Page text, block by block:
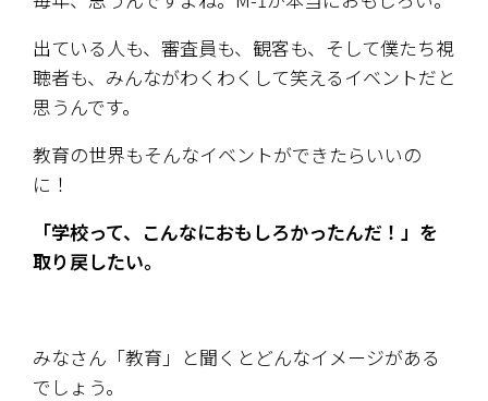
出ている人も、審査員も、観客も、そして僕たち視
聴者も、みんながわくわくして笑えるイベントだと
思うんです。
教育の世界もそんなイベントができたらいいの
に！
「学校って、こんなにおもしろかったんだ！」を
取り戻したい。
みなさん「教育」と聞くとどんなイメージがある
でしょう。